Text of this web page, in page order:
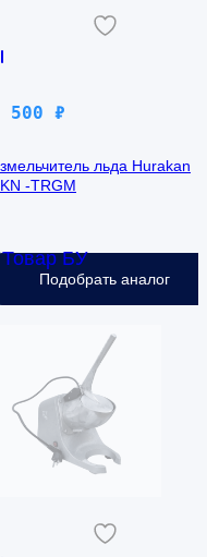
Товар БУ
500 ₽
льда Hurakan
-TRGM
в наличии
Подобрать аналог